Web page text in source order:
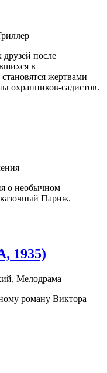
после
в
жертвами
охранников-садистов.
о необычном
Париж.
1935)
Мелодрама
роману Виктора